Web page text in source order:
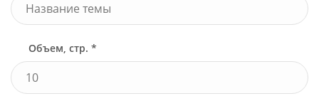
Объем, стр. *